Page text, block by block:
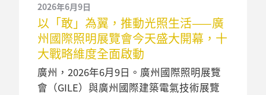
2026年6月9日
以「敢」為翼，推動光照生活——廣
州國際照明展覽會今天盛大開幕，十
大戰略維度全面啟動
廣州，2026年6月9日。廣州國際照明展覽
會（GILE）與廣州國際建築電氣技術展覽